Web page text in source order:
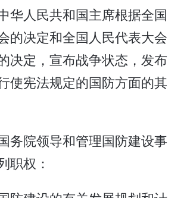
人民共和国主席根据全国
的决定和全国人民代表大会
决定，宣布战争状态，发布
使宪法规定的国防方面的其
院领导和管理国防建设事
职权：